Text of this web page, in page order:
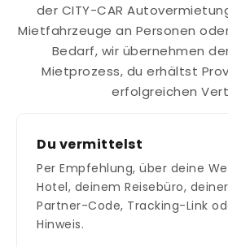
der CITY-CAR
Mietfahrzeuge an Personen
Bedarf, wir übernehmen
Mietprozess, du erhältst
erfolgreichen
Du vermittelst
Per Empfehlung, über deine
Hotel, deinem Reisebüro,
Partner-Code, Tracking-Link
Hinweis.